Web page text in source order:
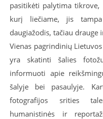
pasitikėti palytima tikrove,
kurį liečiame, jis
daugiažodis, tačiau drauge
Vienas pagrindinių
yra skatinti šalies
informuoti apie
šalyje bei pasaulyje.
fotografijos srities
humanistinės ir